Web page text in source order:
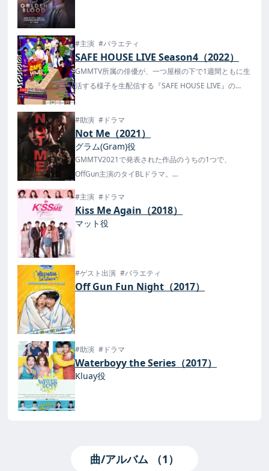
#主演 #バラエティ
SAFE HOUSE LIVE Season4（2022）
GMMTV所属の俳優が、一つ屋根の下で1週間ともに生
活する様子を生配信する『SAFE HOUSE LIVE』の
出演者は発表され、9月5日から配信が決定！
#助演 #ドラマ
Not Me（2021）
グラム(Gram)役
GMMTV2021で発表された作品のうちの1つで、
OffGun主演のタイBLドラマ。
れ、日本ではU-NEXTで配信中！
#主演 #ドラマ
Kiss Me Again（2018）
マット役
#ゲスト出演 #バラエティ
Off Gun Fun Night（2017）
#助演 #ドラマ
Waterboyy the Series（2017）
Kluay役
曲/アルバム （1）